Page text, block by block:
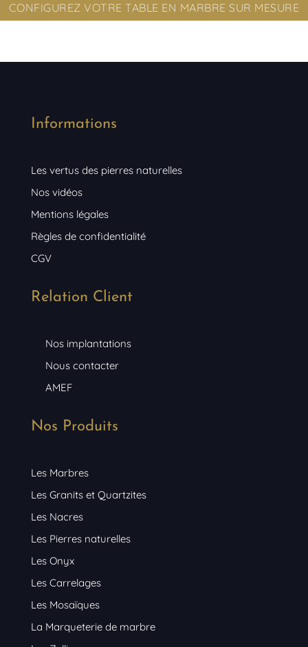
CONFIGUREZ VOTRE TABLE EN MARBRE SUR MESURE
Informations
Les vertus des pierres naturelles
Nos vidéos
Mentions légales
Règles de confidentialité
CGV
Relation Client
Nos implantations
Nous contacter
AMEF
Nos Produits
Les Marbres
Les Granits et Quartzites
Les Nacres
Les Pierres naturelles
Les Onyx
Les Carrelages
Les Mosaïques
La Marqueterie de marbre